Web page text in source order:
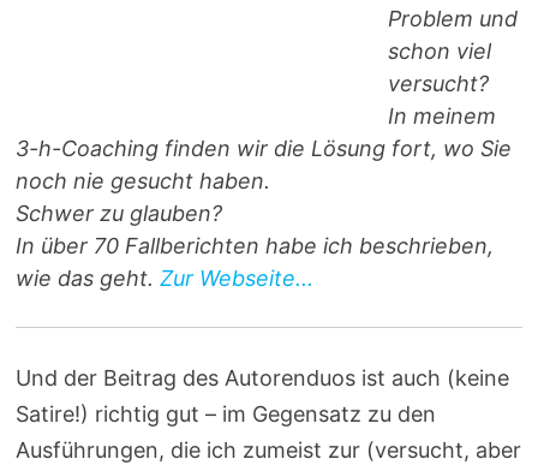
Problem und
schon viel
versucht?
In meinem
3-h-Coaching finden wir die Lösung fort, wo Sie
noch nie gesucht haben.
Schwer zu glauben?
In über 70 Fallberichten habe ich beschrieben,
wie das geht.Zur Webseite...
Und der Beitrag des Autorenduos ist auch (keine
Satire!) richtig gut – im Gegensatz zu den
Ausführungen, die ich zumeist zur (versucht, aber